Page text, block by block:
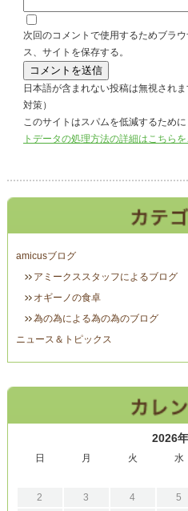
次回のコメントで使用するためブラ
ス、サイトを保存する。
日本語が含まれない投稿は無視され
対策）
このサイトはスパムを低減するために
トデータの処理方法の詳細はこちら
amicusブログ
アミークススタッフによるブログ
オギーノの食卓
為の為による為の為のブログ
ニュース＆トピックス
2026
日 月 火 水
2
3 4 5